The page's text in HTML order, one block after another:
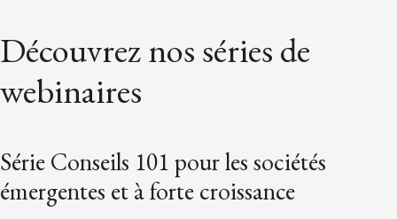
Découvrez nos séries de
webinaires
Série Conseils 101 pour les sociétés
émergentes et à forte croissance